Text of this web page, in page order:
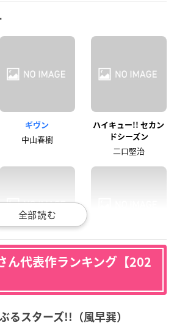
ギヴン
中山春樹
ハイキュー!! セカン
ドシーズン
二口堅治
ギヴン うらがわの存
在
映画 ギヴン
中山春樹
ん代表作ランキング【202
るスターズ!!（風早巽）